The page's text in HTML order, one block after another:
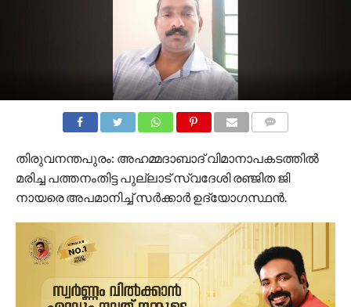
തിരുവനന്തപുരം: അഹമ്മദാബാദ് വിമാനാപകടത്തിൽ
മരിച്ച പത്തനംതിട്ട പുല്ലാട് സ്വദേശി രഞ്ജിത ജി
നായരെ അപമാനിച്ച് സര്‍ക്കാര്‍ ഉദ്യോഗസ്ഥൻ.